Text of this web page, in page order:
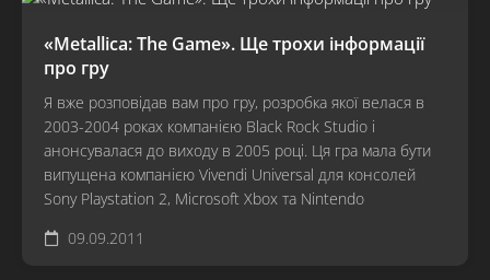
«Metallica: The Game». Ще трохи інформації
про гру
Я вже розповідав вам про гру, розробка якої велася в
2003-2004 роках компанією Black Rock Studio і
анонсувалася до виходу в 2005 році. Ця гра мала бути
випущена компанією Vivendi Universal для консолей
Sony Playstation 2, Microsoft Xbox та Nintendo
09.09.2011